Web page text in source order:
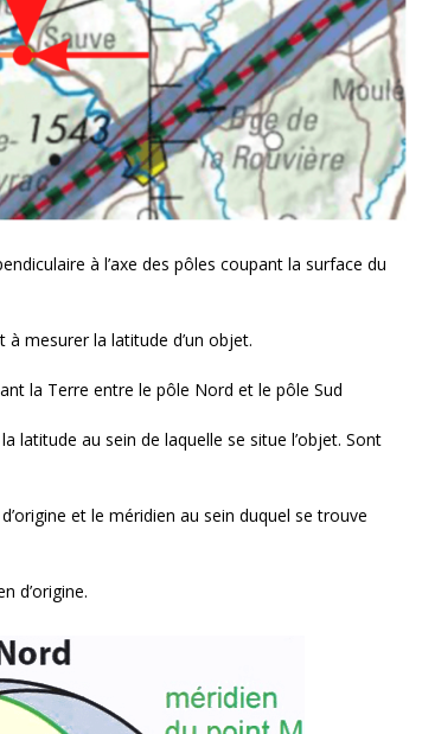
à l’axe des pôles coupant la surface du
à mesurer la latitude d’un objet.
la Terre entre le pôle Nord et le pôle Sud
latitude au sein de laquelle se situe l’objet. Sont
et le méridien au sein duquel se trouve
d’origine.